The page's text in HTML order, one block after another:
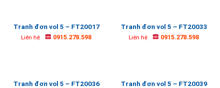
Tranh đơn vol 5 – FT20017
Liên hệ 0915.278.598
Tranh đơn vol 5 – FT20033
Liên hệ 0915.278.598
Tranh đơn vol 5 – FT20036 Tranh đơn vol 5 – FT20039